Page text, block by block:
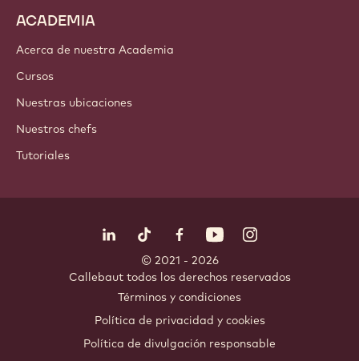
ACADEMIA
Acerca de nuestra Academia
Cursos
Nuestras ubicaciones
Nuestros chefs
Tutoriales
LinkedIn Opens in a new window.
TikTok Opens in a new window.
Facebook Opens in a new
YouTubeInstagram
© 2021 - 2026
Callebaut. todos los derechos reservados
Términos y condiciones
Política de privacidad y cookies
Política de divulgación responsable